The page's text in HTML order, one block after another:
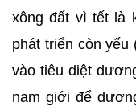
xông đất vì tết là
phát triển còn
vào tiêu diệt
nam giới để